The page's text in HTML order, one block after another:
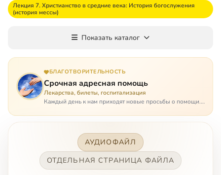
Лекция 7. Христианство в средние века: История богослужения
(история мессы)
Показать каталог
БЛАГОТВОРИТЕЛЬНОСТЬ
Срочная адресная помощь
Лекарства, билеты, госпитализация
Каждый день к нам приходят новые просьбы о помощи.
она нужна была вчера: в приеме лекарств образовался
АУДИОФАЙЛ
ОТДЕЛЬНАЯ СТРАНИЦА ФАЙЛА